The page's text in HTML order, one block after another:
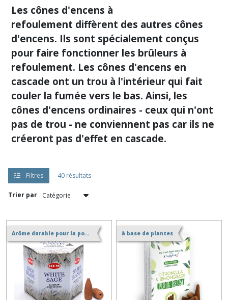
Les cônes d'encens à
refoulement diffèrent des autres cônes
d'encens. Ils sont spécialement conçus
pour faire fonctionner les brûleurs à
refoulement. Les cônes d'encens en
cascade ont un trou à l'intérieur qui fait
couler la fumée vers le bas. Ainsi, les
cônes d'encens ordinaires - ceux qui n'ont
pas de trou - ne conviennent pas car ils ne
créeront pas d'effet en cascade.
Filtres 40 résultats
Trier par
Arôme durable pour la positivité et l'air pur à base de plantes
Afficher
résultats